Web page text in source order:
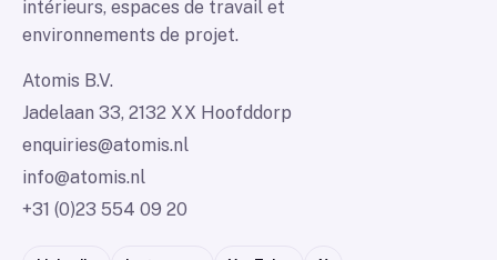
intérieurs, espaces de travail et
environnements de projet.
Atomis B.V.
Jadelaan 33, 2132 XX Hoofddorp
enquiries@atomis.nl
info@atomis.nl
+31 (0)23 554 09 20